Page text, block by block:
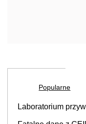
Popularne
Laboratorium